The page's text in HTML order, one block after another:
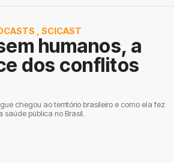
SCICAST
humanos, a
dos conflitos
chegou ao território brasileiro e como ela fez
pública no Brasil.